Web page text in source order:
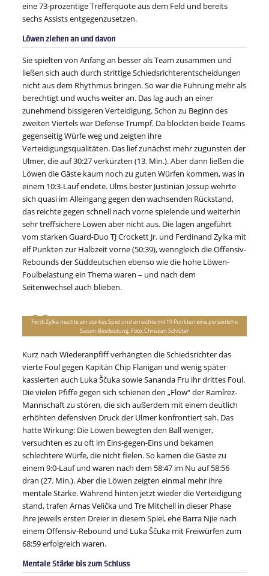
eine 73-prozentige Trefferquote aus dem Feld und bereits
sechs Assists entgegenzusetzen.
Löwen ziehen an und davon
Sie spielten von Anfang an besser als Team zusammen und
ließen sich auch durch strittige Schiedsrichterentscheidungen
nicht aus dem Rhythmus bringen. So war die Führung mehr als
berechtigt und wuchs weiter an. Das lag auch an einer
zunehmend bissigeren Verteidigung. Schon zu Beginn des
zweiten Viertels war Defense Trumpf. Da blockten beide Teams
gegenseitig Würfe weg und zeigten ihre
Verteidigungsqualitäten. Das lief zunächst mehr zugunsten der
Ulmer, die auf 30:27 verkürzten (13. Min.). Aber dann ließen die
Löwen die Gäste kaum noch zu guten Würfen kommen, was in
einem 10:3-Lauf endete. Ulms bester Justinian Jessup wehrte
sich quasi im Alleingang gegen den wachsenden Rückstand,
das reichte gegen schnell nach vorne spielende und weiterhin
sehr treffsichere Löwen aber nicht aus. Die lagen angeführt
vom starken Guard-Duo TJ Crockett Jr. und Ferdinand Zylka mit
elf Punkten zur Halbzeit vorne (50:39), wenngleich die Offensiv-
Rebounds der Süddeutschen ebenso wie die hohe Löwen-
Foulbelastung ein Thema waren – und nach dem
Seitenwechsel auch blieben.
Ferdi Zylka machte ein starkes Spiel und erreichte mit 19 Punkten eine persönliche
Saison-Bestleistung. Foto: Christian Schlüter
Kurz nach Wiederanpfiff verhängten die Schiedsrichter das
vierte Foul gegen Kapitän Chip Flanigan und wenig später
kassierten auch Luka Ščuka sowie Sananda Fru ihr drittes Foul.
Die vielen Pfiffe gegen sich schienen den „Flow“ der Ramírez-
Mannschaft zu stören, die sich außerdem mit einem deutlich
erhöhten defensiven Druck der Ulmer konfrontiert sah. Das
hatte Wirkung: Die Löwen bewegten den Ball weniger,
versuchten es zu oft im Eins-gegen-Eins und bekamen
schlechtere Würfe, die nicht fielen. So kamen die Gäste zu
einem 9:0-Lauf und waren nach dem 58:47 im Nu auf 58:56
dran (27. Min.). Aber die Löwen zeigten einmal mehr ihre
mentale Stärke. Während hinten jetzt wieder die Verteidigung
stand, trafen Arnas Velička und Tre Mitchell in dieser Phase
ihre jeweils ersten Dreier in diesem Spiel, ehe Barra Njie nach
einem Offensiv-Rebound und Luka Ščuka mit Freiwürfen zum
68:59 erfolgreich waren.
Mentale Stärke bis zum Schluss